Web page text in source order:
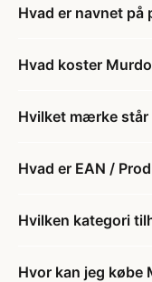
Hvad er navnet på
Hvad koster
Hvilket mærke står
Hvad er EAN /
Hvilken kategori
Hvor kan jeg købe